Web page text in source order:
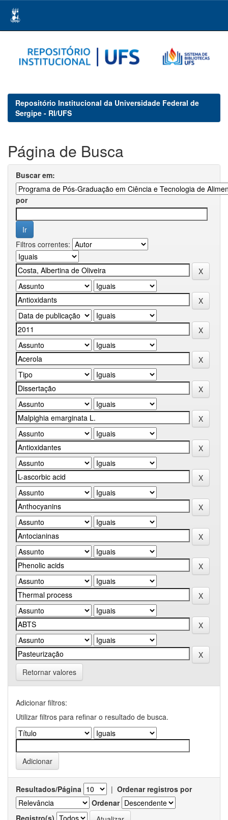
navigation
Repositório Institucional da Universidade Federal de
Sergipe - RI/UFS
Página de Busca
Buscar em:
por
Filtros correntes:
Retornar valores
Adicionar filtros:
Utilizar filtros para refinar o resultado de busca.
Resultados/Página | Ordenar registros por
Ordenar
Registro(s)